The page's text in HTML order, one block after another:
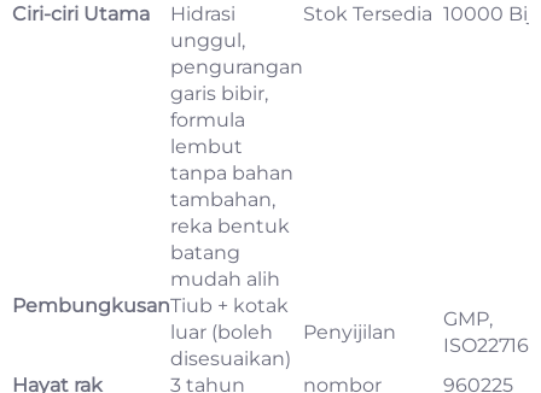
Ciri-ciri Utama
Hidrasi
unggul,
pengurangan
garis bibir,
formula
lembut
tanpa bahan
tambahan,
reka bentuk
batang
mudah alih
Stok Tersedia 10000 Biji
PembungkusanTiub + kotak
luar (boleh
disesuaikan)
Penyijilan
GMP,
ISO22716
Hayat rak
3 tahun nombor 960225